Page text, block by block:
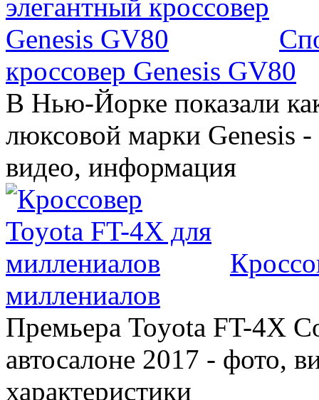
кроссовер Genesis GV80
В Нью-Йорке показали
люксовой марки Genesis
видео, информация
миллениалов
Премьера Toyota FT-4X
автосалоне 2017 - фото,
характеристики